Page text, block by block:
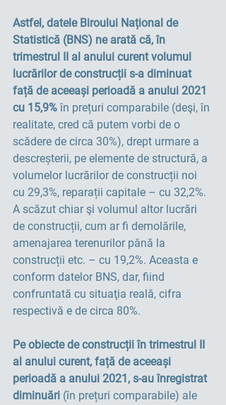
Astfel, datele Biroului Național de
Statistică (BNS) ne arată că, în
trimestrul II al anului curent volumul
lucrărilor de construcții s-a diminuat
față de aceeași perioadă a anului 2021
cu 15,9% în prețuri comparabile (deşi, în
realitate, cred că putem vorbi de o
scădere de circa 30%), drept urmare a
descreșterii, pe elemente de structură, a
volumelor lucrărilor de construcții noi
cu 29,3%, reparații capitale – cu 32,2%.
A scăzut chiar şi volumul altor lucrări
de construcții, cum ar fi demolările,
amenajarea terenurilor până la
construcții etc. – cu 19,2%. Aceasta e
conform datelor BNS, dar, fiind
confruntată cu situaţia reală, cifra
respectivă e de circa 80%.
Pe obiecte de construcții în trimestrul II
al anului curent, față de aceeași
perioadă a anului 2021, s-au înregistrat
diminuări (în prețuri comparabile) ale